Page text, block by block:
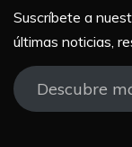
Suscríbete a
últimas noticias,
Descubre